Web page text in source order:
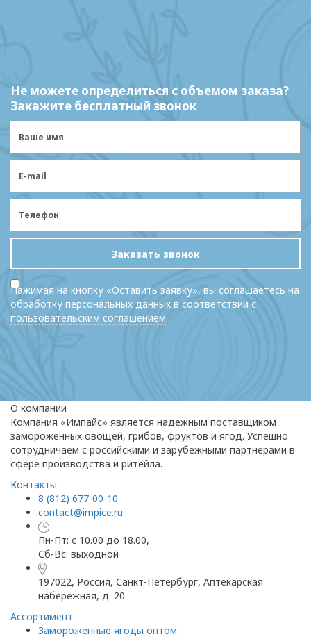
Не можете определиться с объемом заказа?
Закажите бесплатный звонок
Заказать звонок
Нажимая на кнопку «Оставить заявку», вы соглашаетесь на
обработку персональных данных в соответствии с
пользовательским соглашением
О компании
Компания «Импайс» является надежным поставщиком
замороженных овощей, грибов, фруктов и ягод. Успешно
сотрудничаем с российскими и зарубежными партнерами в
сфере производства и ритейла.
Контакты
8 (812) 677-00-10
contact@impice.ru
Пн-Пт: с 10.00 до 18.00,
Сб-Вс: выходной
197022, Россия, Санкт-Петербург, Аптекарская
набережная, д. 20
Ассортимент
Замороженные ягоды оптом